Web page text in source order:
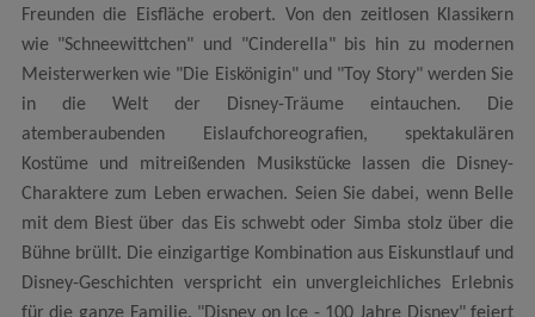
Freunden die Eisfläche erobert. Von den zeitlosen Klassikern
wie "Schneewittchen" und "Cinderella" bis hin zu modernen
Meisterwerken wie "Die Eiskönigin" und "Toy Story" werden Sie
in die Welt der Disney-Träume eintauchen. Die
atemberaubenden Eislaufchoreografien, spektakulären
Kostüme und mitreißenden Musikstücke lassen die Disney-
Charaktere zum Leben erwachen. Seien Sie dabei, wenn Belle
mit dem Biest über das Eis schwebt oder Simba stolz über die
Bühne brüllt. Die einzigartige Kombination aus Eiskunstlauf und
Disney-Geschichten verspricht ein unvergleichliches Erlebnis